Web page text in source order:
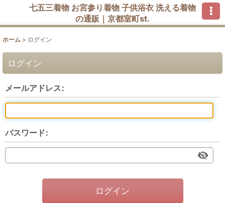
七五三着物 お宮参り着物 子供浴衣 洗える着物
の通販｜京都室町st.
ホーム > ログイン
ログイン
メールアドレス:
パスワード:
ログイン